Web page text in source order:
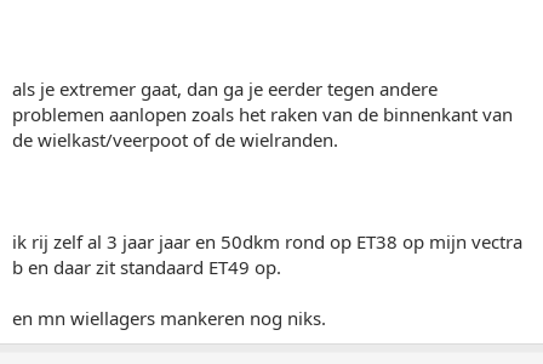
als je extremer gaat, dan ga je eerder tegen andere
problemen aanlopen zoals het raken van de binnenkant van
de wielkast/veerpoot of de wielranden.
ik rij zelf al 3 jaar jaar en 50dkm rond op ET38 op mijn vectra
b en daar zit standaard ET49 op.
en mn wiellagers mankeren nog niks.